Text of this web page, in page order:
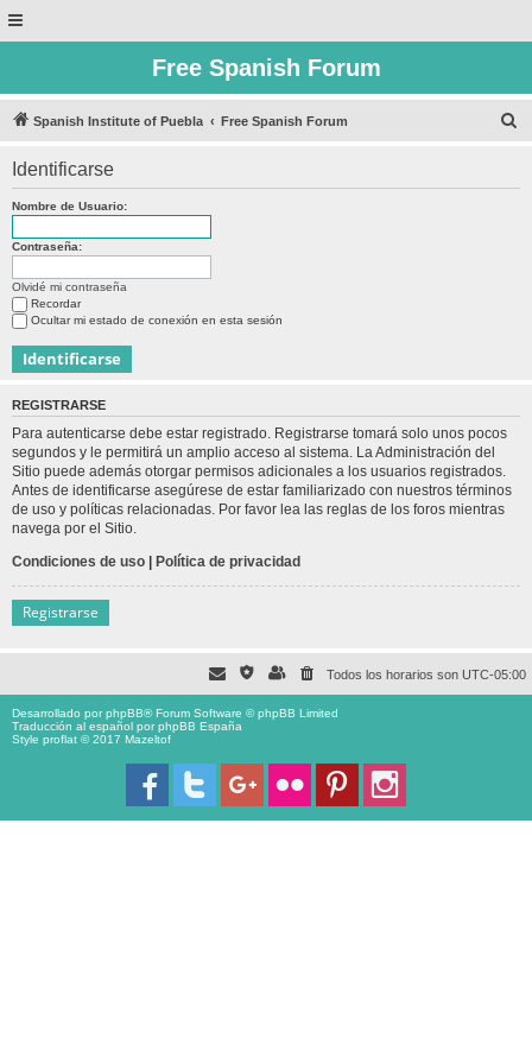
Free Spanish Forum
Spanish Institute of Puebla Free Spanish Forum
Identificarse
Nombre de Usuario:
Contraseña:
Olvidé mi contraseña
Recordar
Ocultar mi estado de conexión en esta sesión
REGISTRARSE
Para autenticarse debe estar registrado. Registrarse tomará solo unos pocos
segundos y le permitirá un amplio acceso al sistema. La Administración del
Sitio puede además otorgar permisos adicionales a los usuarios registrados.
Antes de identificarse asegúrese de estar familiarizado con nuestros términos
de uso y políticas relacionadas. Por favor lea las reglas de los foros mientras
navega por el Sitio.
Condiciones de uso | Política de privacidad
Registrarse
Todos los horarios son UTC-05:00
Desarrollado porphpBB® Forum Software © phpBB Limited
Traducción al español porphpBB España
Style proflat © 2017 Mazeltof